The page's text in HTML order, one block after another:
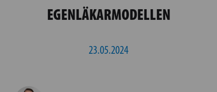
EGENLÄKARMODELLEN
23.05.2024